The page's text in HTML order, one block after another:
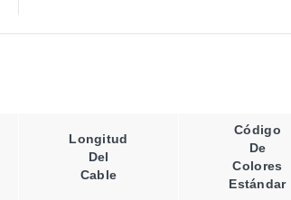
Longitud
Del
Cable
Código
De
Colores
Estándar